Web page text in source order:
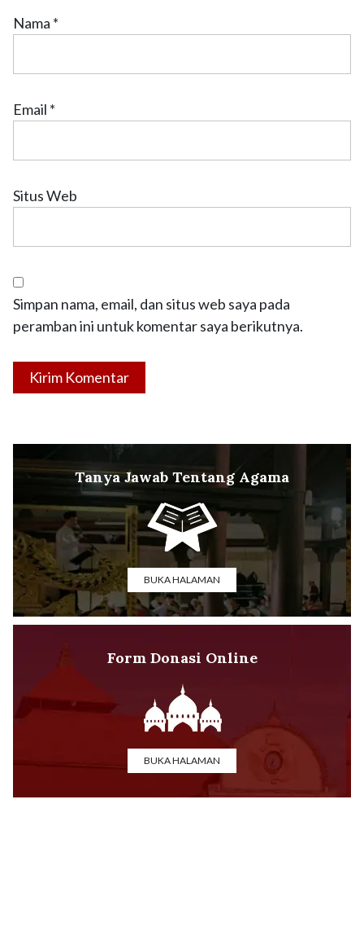
Nama *
Email *
Situs Web
Simpan nama, email, dan situs web saya pada
peramban ini untuk komentar saya berikutnya.
Tanya Jawab Tentang Agama
BUKA HALAMAN
Form Donasi Online
BUKA HALAMAN